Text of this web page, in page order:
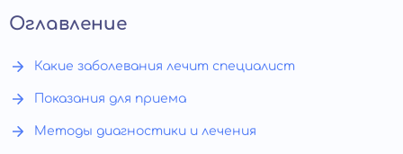
Оглавление
Какие заболевания лечит специалист
Показания для приема
Методы диагностики и лечения